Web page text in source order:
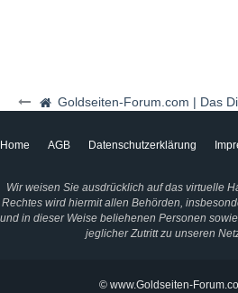
Goldseiten-Forum.com | Das
Home AGB Datenschutzerklärung
Wir weisen Sie ausdrücklich auf das virtuelle
Rechtes wird hiermit allen Behörden,
und in dieser Weise beliehenen Personen
jeglicher Zutritt zu unseren
© www.Goldseiten-